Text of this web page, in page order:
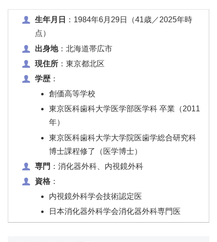
生年月日
：1984年6月29日（41歳／2025年時
点）
出身地：北海道帯広市
現住所：東京都北区
学歴：
創価高等学校
東京医科歯科大学医学部医学科 卒業（2011
年）
東京医科歯科大学大学院医歯学総合研究科
博士課程修了（医学博士）
専門 ：消化器外科、内視鏡外科
資格：
内視鏡外科学会技術認定医
日本消化器外科学会消化器外科専門医